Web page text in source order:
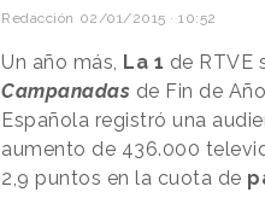
Redacción 02/01/2015 · 10:52
Un año más, La 1 de RTVE
Campanadas de Fin de
Española registró una
aumento de 436.000
2,9 puntos en la cuota de